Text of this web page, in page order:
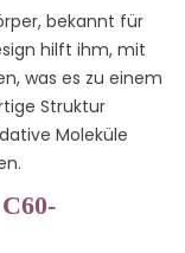
bekannt für
hilft ihm, mit
was es zu einem
Struktur
Moleküle